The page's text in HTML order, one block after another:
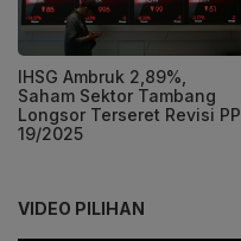
IHSG Ambruk 2,89%,
Saham Sektor Tambang
Longsor Terseret Revisi PP
19/2025
VIDEO PILIHAN